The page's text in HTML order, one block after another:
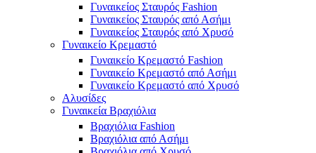
Γυναικείος Σταυρός Fashion
Γυναικείος Σταυρός από Ασήμι
Γυναικείος Σταυρός από Χρυσό
Γυναικείο Κρεμαστό
Γυναικείο Κρεμαστό Fashion
Γυναικείο Κρεμαστό από Ασήμι
Γυναικείο Κρεμαστό από Χρυσό
Αλυσίδες
Γυναικεία Βραχιόλια
Βραχιόλια Fashion
Βραχιόλια από Ασήμι